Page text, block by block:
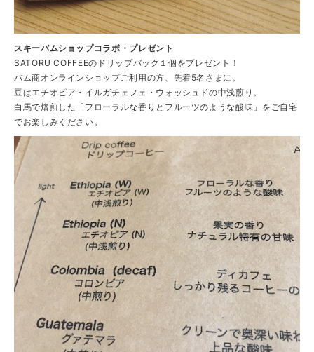
スキーバムショップコラボ・プレゼント
SATORU COFFEEのドリップバック１個をプレゼント！
バム商オンラインショップご利用の方、先着5名さまに。
豆はエチオピア・イルガチェフェ・ウォッシュドの中浅煎り。
白馬で焙煎した「フローラルな香りとフルーツのような酸味」をご自宅
でお楽しみください。